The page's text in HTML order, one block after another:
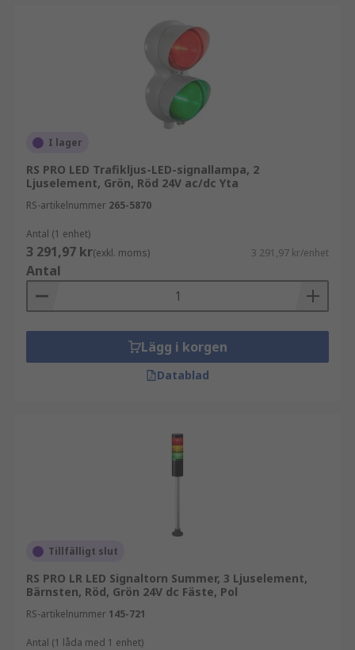
grundläggande varnings- eller indikationssignal.
LED-lamporna kan ställas in för att
blinka med regelbundna intervall för att skapa
en varnings- eller larmsignal. Detta används
vanligtvis i nödsituationer eller för att dra
uppmärksamhet till potentiella faror**.**
Strobe:Strobe-belysning innebär snabb
skapa en mer uppmärksamhetsväckande
varningssignal.
LED-ljustorn kan ställas in för att
gradvis dimma lamporna, vilket skapar en mer
drar lika mycket uppmärksamhet som blinkning
eller strobe.
olika tillstånd eller förhållanden. Till exempel
kan ett grönt ljus indikera att en process
fungerar normalt, medan ett rött ljus kan
Anpassad programmering:Vissa LED-ljustorn
kan programmeras med anpassade ljuseffekter,
signaler.
Funktioner och fördelar med LED-ljustorn
I lager
RS PRO LED Trafikljus-LED-signallampa, 2
Ljuselement, Grön, Röd 24V ac/dc Yta
RS-artikelnummer 265-5870
Antal (1 enhet)
3 291,97 kr(exkl. moms) 3 291,97 kr/enhet
Antal
Lägg i korgen
Datablad
Tillfälligt slut
RS PRO LR LED Signaltorn Summer, 3 Ljuselement,
Bärnsten, Röd, Grön 24V dc Fäste, Pol
RS-artikelnummer 145-721
Antal (1 låda med 1 enhet)